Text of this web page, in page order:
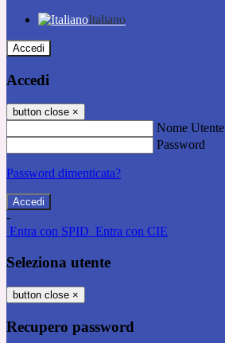
Italiano
Accedi
Accedi
button close ×
Nome Utente
Password
Password dimenticata?
-
Entra con SPID Entra con CIE
Seleziona utente
button close ×
Recupero password